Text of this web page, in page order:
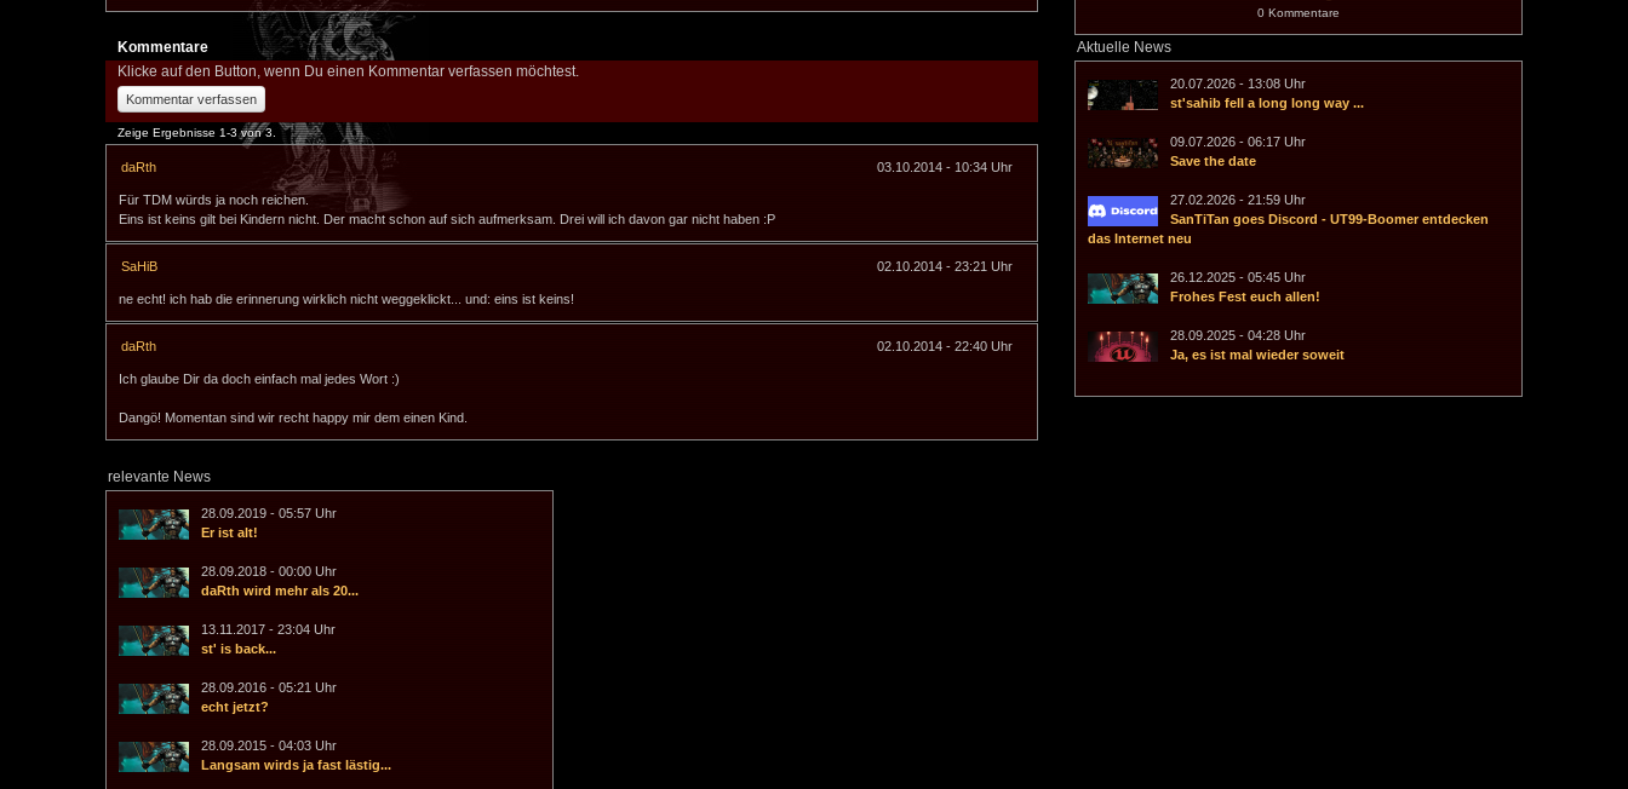
Kommentare
Klicke auf den Button, wenn Du einen Kommentar verfassen möchtest.
Kommentar verfassen
Zeige Ergebnisse 1-3 von 3.
daRth 03.10.2014 - 10:34 Uhr
Für TDM würds ja noch reichen.
Eins ist keins gilt bei Kindern nicht. Der macht schon auf sich aufmerksam. Drei will ich davon gar nicht haben :P
SaHiB 02.10.2014 - 23:21 Uhr
ne echt! ich hab die erinnerung wirklich nicht weggeklickt... und: eins ist keins!
daRth 02.10.2014 - 22:40 Uhr
Ich glaube Dir da doch einfach mal jedes Wort :)
Dangö! Momentan sind wir recht happy mir dem einen Kind.
relevante News
28.09.2019 - 05:57 Uhr
Er ist alt!
28.09.2018 - 00:00 Uhr
daRth wird mehr als 20...
13.11.2017 - 23:04 Uhr
st' is back...
28.09.2016 - 05:21 Uhr
echt jetzt?
28.09.2015 - 04:03 Uhr
Langsam wirds ja fast lästig...
0 Kommentare
Aktuelle News
20.07.2026 - 13:08 Uhr
st'sahib fell a long long way ...
09.07.2026 - 06:17 Uhr
Save the date
27.02.2026 - 21:59 Uhr
SanTiTan goes Discord - UT99-Boomer entdecken
das Internet neu
26.12.2025 - 05:45 Uhr
Frohes Fest euch allen!
28.09.2025 - 04:28 Uhr
Ja, es ist mal wieder soweit